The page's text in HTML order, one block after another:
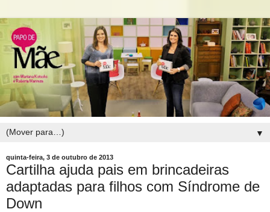
▼
quinta-feira, 3 de outubro de 2013
Cartilha ajuda pais em brincadeiras
adaptadas para filhos com Síndrome de
Down